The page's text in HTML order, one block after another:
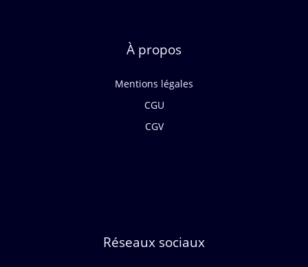
À propos
Mentions légales
CGU
CGV
Réseaux sociaux